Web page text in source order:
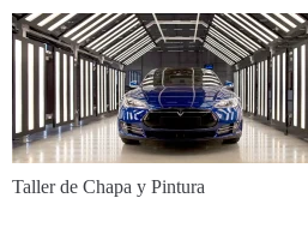
Taller de Chapa y Pintura